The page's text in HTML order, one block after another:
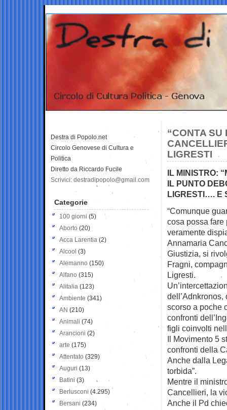
“CONTA SU
LIGRESTI
IL MINISTRO:
IL PUNTO
LIGRESTI…. E
“Comunque
cosa possa
veramente
Annamaria
Giustizia, si
Fragni,
Ligresti.
scorso a poche
confronti
figli coinvolti
Il Movimento 5
confronti della
Anche dalla
torbida”.
Mentre il
Cancellieri, la
Anche il Pd
Destra di Popolo.net
Circolo Genovese di Cultura e
Politica
Diretto da Riccardo Fucile
Scrivici: destradipopolo@gmail.com
Categorie
100 giorni (5)
Aborto (20)
Acca Larentia (2)
Alcool (3)
Alemanno (150)
Alfano (315)
Alitalia (123)
Ambiente (341)
AN (210)
Animali (74)
Arancioni (2)
arte (175)
Attentato (329)
Auguri (13)
Batini (3)
Berlusconi (4.295)
Bersani (234)